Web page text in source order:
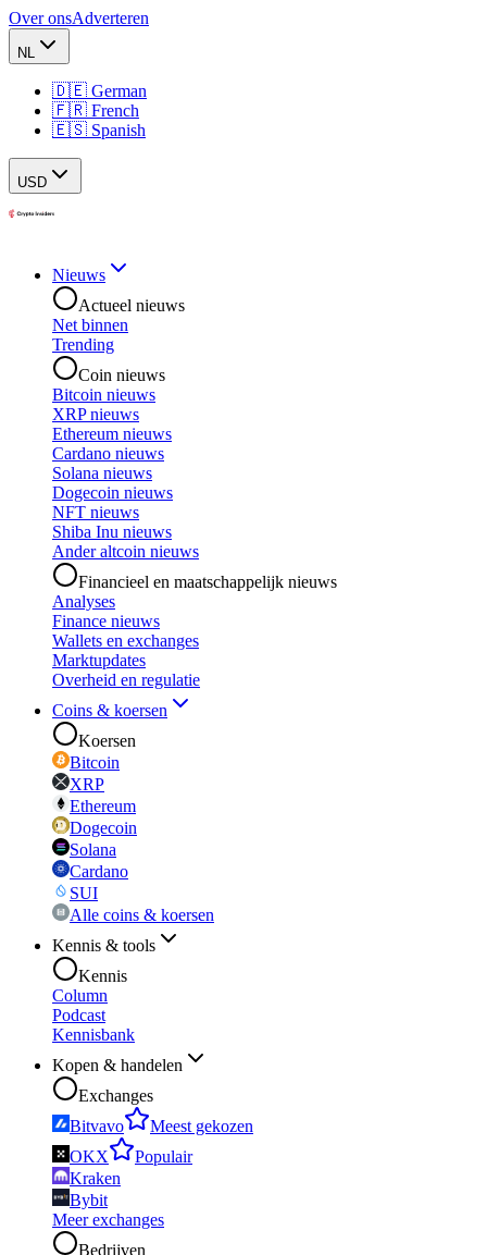
Over onsAdverteren
NL
🇩🇪 German
🇫🇷 French
🇪🇸 Spanish
USD
Nieuws
Actueel nieuws
Net binnen
Trending
Coin nieuws
Bitcoin nieuws
XRP nieuws
Ethereum nieuws
Cardano nieuws
Solana nieuws
Dogecoin nieuws
NFT nieuws
Shiba Inu nieuws
Ander altcoin nieuws
Financieel en maatschappelijk nieuws
Analyses
Finance nieuws
Wallets en exchanges
Marktupdates
Overheid en regulatie
Coins & koersen
Koersen
Bitcoin
XRP
Ethereum
Dogecoin
Solana
Cardano
SUI
Alle coins & koersen
Kennis & tools
Kennis
Column
Podcast
Kennisbank
Kopen & handelen
Exchanges
Bitvavo
Meest gekozen
OKX
Populair
Kraken
Bybit
Meer exchanges
Bedrijven